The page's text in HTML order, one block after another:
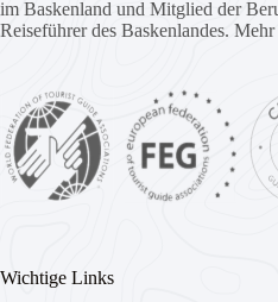
im Baskenland und Mitglied der
Reiseführer des Baskenlandes. Mehr
Wichtige Links